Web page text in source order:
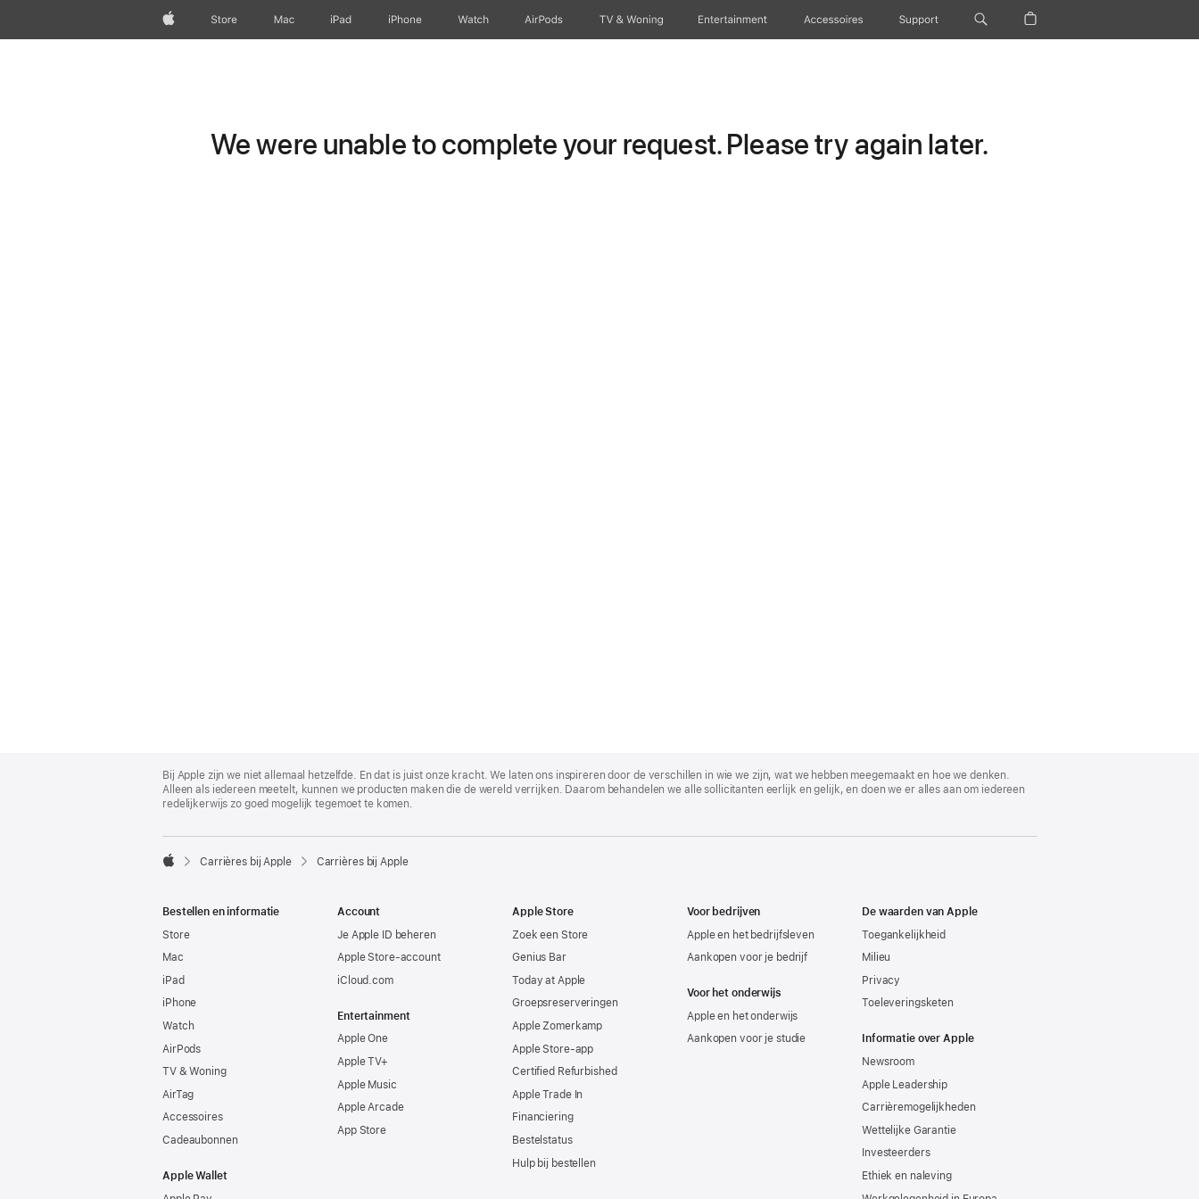
AppleStore Mac iPad iPhone Watch AirPods TV & Woning Entertainment Accessoires Support
We were unable to complete your request. Please try again later.
Footer
Bij Apple zijn we niet allemaal hetzelfde. En dat is juist onze kracht. We laten ons inspireren door de verschillen in wie we zijn, wat we hebben meegemaakt en hoe we denken.
Alleen als iedereen meetelt, kunnen we producten maken die de wereld verrijken. Daarom behandelen we alle sollicitanten eerlijk en gelijk, en doen we er alles aan om iedereen
redelijkerwijs zo goed mogelijk tegemoet te komen.

Carrières bij Apple Carrières bij Apple
Bestellen en informatie
Store
Mac
iPad
iPhone
Watch
AirPods
TV & Woning
AirTag
Accessoires
Cadeaubonnen
Apple Wallet
Account
Je Apple ID beheren
Apple Store-account
iCloud.com
Entertainment
Apple One
Apple TV+
Apple Music
Apple Arcade
App Store
Apple Store
Zoek een Store
Genius Bar
Today at Apple
Groepsreserveringen
Apple Zomerkamp
Apple Store-app
Certified Refurbished
Apple Trade In
Financiering
Bestelstatus
Hulp bij bestellen
Voor bedrijven
Apple en het bedrijfsleven
Aankopen voor je bedrijf
Voor het onderwijs
Apple en het onderwijs
Aankopen voor je studie
De waarden van Apple
Toegankelijkheid
Milieu
Privacy
Toeleveringsketen
Informatie over Apple
Newsroom
Apple Leadership
Carrièremogelijkheden
Wettelijke Garantie
Investeerders
Ethiek en naleving